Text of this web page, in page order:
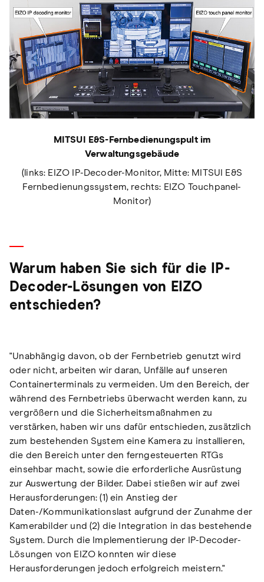
MITSUI E&S-Fernbedienungspult im
Verwaltungsgebäude
(links: EIZO IP-Decoder-Monitor, Mitte: MITSUI E&S
Fernbedienungssystem, rechts: EIZO Touchpanel-
Monitor)
Warum haben Sie sich für die IP-
Decoder-Lösungen von EIZO
entschieden?
"Unabhängig davon, ob der Fernbetrieb genutzt wird
oder nicht, arbeiten wir daran, Unfälle auf unseren
Containerterminals zu vermeiden. Um den Bereich, der
während des Fernbetriebs überwacht werden kann, zu
vergrößern und die Sicherheitsmaßnahmen zu
verstärken, haben wir uns dafür entschieden, zusätzlich
zum bestehenden System eine Kamera zu installieren,
die den Bereich unter den ferngesteuerten RTGs
einsehbar macht, sowie die erforderliche Ausrüstung
zur Auswertung der Bilder. Dabei stießen wir auf zwei
Herausforderungen: (1) ein Anstieg der
Daten-/Kommunikationslast aufgrund der Zunahme der
Kamerabilder und (2) die Integration in das bestehende
System. Durch die Implementierung der IP-Decoder-
Lösungen von EIZO konnten wir diese
Herausforderungen jedoch erfolgreich meistern."